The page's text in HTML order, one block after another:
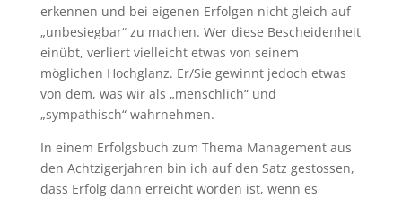
erkennen und bei eigenen Erfolgen nicht gleich auf
„unbesiegbar“ zu machen. Wer diese Bescheidenheit
einübt, verliert vielleicht etwas von seinem
möglichen Hochglanz. Er/Sie gewinnt jedoch etwas
von dem, was wir als „menschlich“ und
„sympathisch“ wahrnehmen.
In einem Erfolgsbuch zum Thema Management aus
den Achtzigerjahren bin ich auf den Satz gestossen,
dass Erfolg dann erreicht worden ist, wenn es